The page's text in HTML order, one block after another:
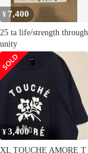
¥ 7,400
25 ta life/strength through
unity
¥3,400
XL TOUCHE AMORE T